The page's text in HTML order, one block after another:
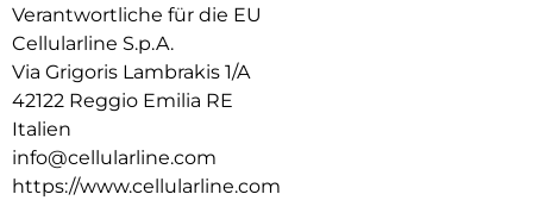
Verantwortliche für die EU
Cellularline S.p.A.
Via Grigoris Lambrakis 1/A
42122 Reggio Emilia RE
Italien
info@cellularline.com
https://www.cellularline.com